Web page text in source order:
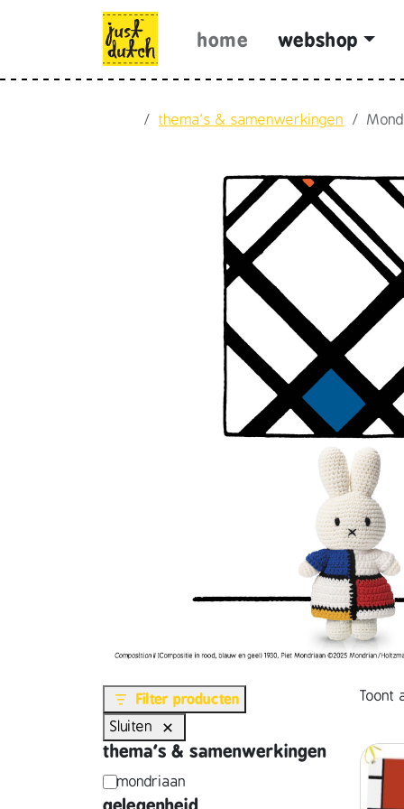
home webshop
Homethema's & samenwerkingen
Filter producten
Sluiten
thema's & samenwerkingen
t mondriaan
Toont